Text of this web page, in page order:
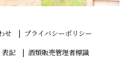
せ
プライバシーポリシー
表記
酒類販売管理者標識